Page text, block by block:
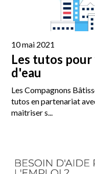
10 mai 2021
Les tutos pour
d'eau
Les Compagnons
tutos en partenariat
maitriser s...